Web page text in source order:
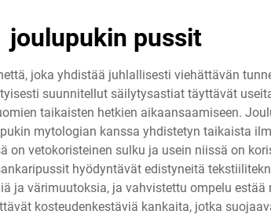
joulupukin pussit
joka yhdistää juhlallisesti viehättävän
suunnitellut säilytysastiat täyttävät
taikaisten hetkien aikaansaamiseen.
mytologian kanssa yhdistetyn taikaista
vetokoristeinen sulku ja usein niissä on
hyödyntävät edistyneitä
ja värimuutoksia, ja vahvistettu ompelu
kosteudenkestäviä kankaita, jotka